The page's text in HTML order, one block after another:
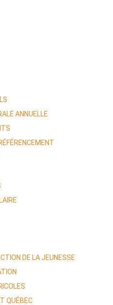
ANNUELLE
DE LA JEUNESSE
QUÉBEC